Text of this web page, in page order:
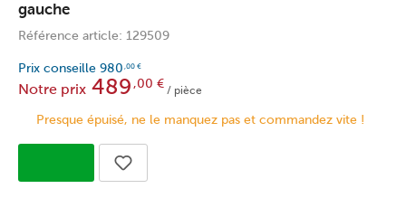
gauche
Référence article: 129509
Prix conseille 980 ,00 €
Notre prix 489 ,00 €
/ pièce
Presque épuisé, ne le manquez pas et commandez vite !